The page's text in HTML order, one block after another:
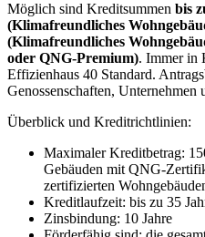
Möglich sind Kreditsummen bis
(Klimafreundliches
(Klimafreundliches
oder QNG-Premium). Immer in
Effizienhaus 40 Standard.
Genossenschaften, Unternehmen
Überblick und Kreditrichtlinien:
Maximaler Kreditbetrag:
Gebäuden mit QNG-
zertifizierten
Kreditlaufzeit: bis zu 35
Zinsbindung: 10 Jahre